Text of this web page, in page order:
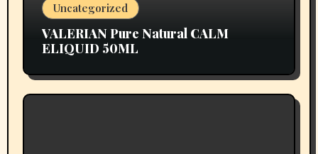
Uncategorized
VALERIAN Pure Natural CALM
ELIQUID 50ML